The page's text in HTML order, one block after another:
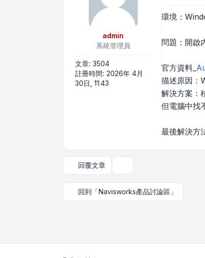
admin
系統管理員
文章: 3504
註冊時間: 2026年 4月
30日, 11:43
環境：
問題：開啟
官方資料_
描述原因：
解決方案：
但電腦中找
最後解決方
回覆文章
回到「Navisworks產品討論區」